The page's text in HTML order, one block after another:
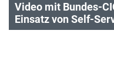
Video mit Bundes-
Einsatz von Self-